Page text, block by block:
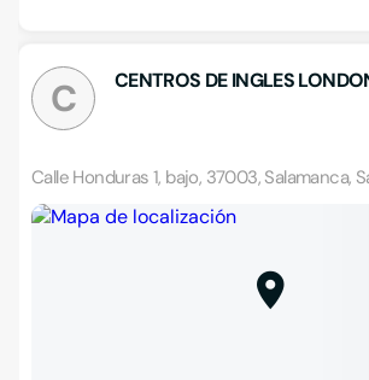
C CENTROS DE INGLES
Calle Honduras 1, bajo, 37003, Salamanca,